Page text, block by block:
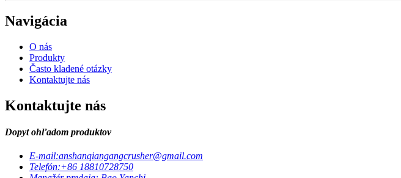
Navigácia
O nás
Produkty
Často kladené otázky
Kontaktujte nás
Kontaktujte nás
Dopyt ohľadom produktov
E-mail:anshanqiangangcrusher@gmail.com
Telefón:+86 18810728750